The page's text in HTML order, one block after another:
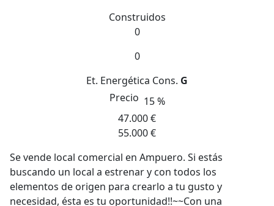
Construidos
0
0
Et. Energética Cons. G
Precio 15 %
47.000 €
55.000 €
Se vende local comercial en Ampuero. Si estás
buscando un local a estrenar y con todos los
elementos de origen para crearlo a tu gusto y
necesidad, ésta es tu oportunidad!!~~Con una